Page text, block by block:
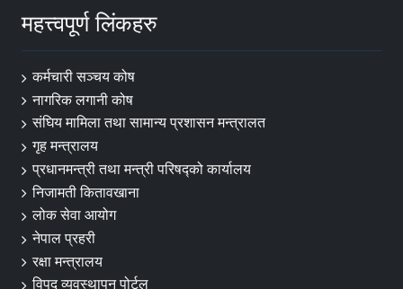
महत्त्वपूर्ण लिंकहरु
कर्मचारी सञ्चय कोष
नागरिक लगानी कोष
संघिय मामिला तथा सामान्य प्रशासन मन्त्रालत
गृह मन्त्रालय
प्रधानमन्त्री तथा मन्त्री परिषद्को कार्यालय
निजामती कितावखाना
लोक सेवा आयोग
नेपाल प्रहरी
रक्षा मन्त्रालय
विपद व्यवस्थापन पोर्टल